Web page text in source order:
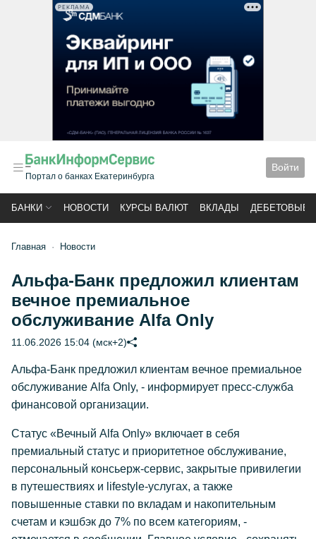
РЕКЛАМА
Портал о банках Екатеринбурга
Войти
БАНКИ НОВОСТИ КУРСЫ ВАЛЮТ ВКЛАДЫ ДЕБЕТОВЫЕ
Главная Новости
Альфа-Банк предложил клиентам
вечное премиальное
обслуживание Alfa Only
11.06.2026 15:04 (мск+2)
Альфа-Банк предложил клиентам вечное премиальное
обслуживание Alfa Only, - информирует пресс-служба
финансовой организации.
Статус «Вечный Alfa Only» включает в себя
премиальный статус и приоритетное обслуживание,
персональный консьерж-сервис, закрытые привилегии
в путешествиях и lifestyle-услугах, а также
повышенные ставки по вкладам и накопительным
счетам и кэшбэк до 7% по всем категориям, -